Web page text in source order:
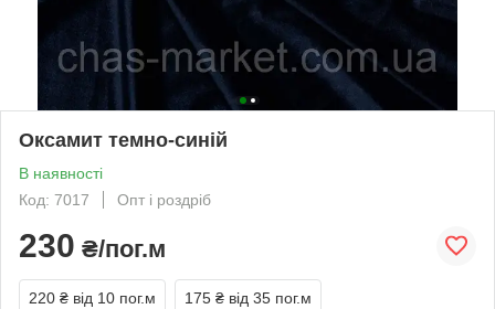
Оксамит темно-синій
В наявності
Код: 7017
Опт і роздріб
230 ₴/пог.м
220 ₴ від 10 пог.м 175 ₴ від 35 пог.м